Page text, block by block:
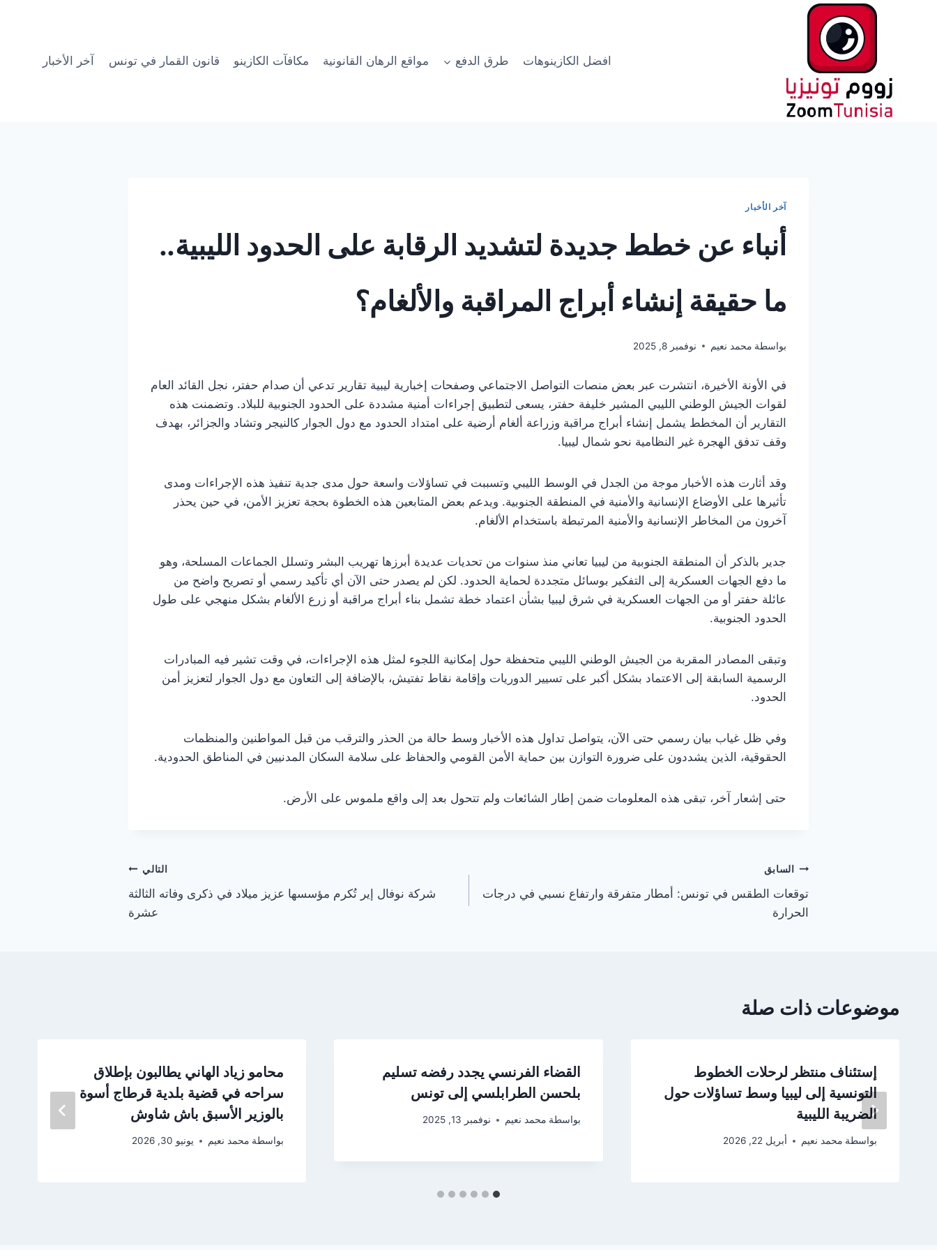
افضل الكازينوهات
طرق الدفع مواقع الرهان القانونية مكافآت الكازينو قانون القمار في تونس آخر الأخبار
آخر الأخبار
أنباء عن خطط جديدة لتشديد الرقابة على الحدود الليبية..
ما حقيقة إنشاء أبراج المراقبة والألغام؟
بواسطة محمد نعيم نوفمبر 8, 2025
في الأونة الأخيرة، انتشرت عبر بعض منصات التواصل الاجتماعي وصفحات إخبارية ليبية تقارير تدعي أن صدام حفتر، نجل القائد العام
لقوات الجيش الوطني الليبي المشير خليفة حفتر، يسعى لتطبيق إجراءات أمنية مشددة على الحدود الجنوبية للبلاد. وتضمنت هذه
التقارير أن المخطط يشمل إنشاء أبراج مراقبة وزراعة ألغام أرضية على امتداد الحدود مع دول الجوار كالنيجر وتشاد والجزائر، بهدف
وقف تدفق الهجرة غير النظامية نحو شمال ليبيا.
وقد أثارت هذه الأخبار موجة من الجدل في الوسط الليبي وتسببت في تساؤلات واسعة حول مدى جدية تنفيذ هذه الإجراءات ومدى
تأثيرها على الأوضاع الإنسانية والأمنية في المنطقة الجنوبية. ويدعم بعض المتابعين هذه الخطوة بحجة تعزيز الأمن، في حين يحذر
آخرون من المخاطر الإنسانية والأمنية المرتبطة باستخدام الألغام.
جدير بالذكر أن المنطقة الجنوبية من ليبيا تعاني منذ سنوات من تحديات عديدة أبرزها تهريب البشر وتسلل الجماعات المسلحة، وهو
ما دفع الجهات العسكرية إلى التفكير بوسائل متجددة لحماية الحدود. لكن لم يصدر حتى الآن أي تأكيد رسمي أو تصريح واضح من
عائلة حفتر أو من الجهات العسكرية في شرق ليبيا بشأن اعتماد خطة تشمل بناء أبراج مراقبة أو زرع الألغام بشكل منهجي على طول
الحدود الجنوبية.
وتبقى المصادر المقربة من الجيش الوطني الليبي متحفظة حول إمكانية اللجوء لمثل هذه الإجراءات، في وقت تشير فيه المبادرات
الرسمية السابقة إلى الاعتماد بشكل أكبر على تسيير الدوريات وإقامة نقاط تفتيش، بالإضافة إلى التعاون مع دول الجوار لتعزيز أمن
الحدود.
وفي ظل غياب بيان رسمي حتى الآن، يتواصل تداول هذه الأخبار وسط حالة من الحذر والترقب من قبل المواطنين والمنظمات
الحقوقية، الذين يشددون على ضرورة التوازن بين حماية الأمن القومي والحفاظ على سلامة السكان المدنيين في المناطق الحدودية.
حتى إشعار آخر، تبقى هذه المعلومات ضمن إطار الشائعات ولم تتحول بعد إلى واقع ملموس على الأرض.
تصفّح
المقالات
السابق
توقعات الطقس في تونس: أمطار متفرقة وارتفاع نسبي في درجات
الحرارة
التالي
شركة نوفال إير تُكرم مؤسسها عزيز ميلاد في ذكرى وفاته الثالثة
عشرة
موضوعات ذات صلة
إستئناف منتظر لرحلات الخطوط
التونسية إلى ليبيا وسط تساؤلات حول
الضريبة الليبية
بواسطة محمد نعيم أبريل 22, 2026
القضاء الفرنسي يجدد رفضه تسليم
بلحسن الطرابلسي إلى تونس
بواسطة محمد نعيم نوفمبر 13, 2025
محامو زياد الهاني يطالبون بإطلاق
سراحه في قضية بلدية قرطاج أسوة
بالوزير الأسبق باش شاوش
بواسطة محمد نعيم يونيو 30, 2026